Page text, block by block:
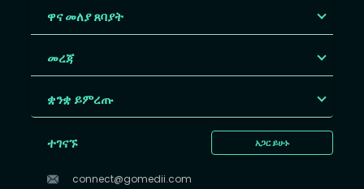
ዋና መለያ ጸባያት
መረጃ
ቋንቋ ይምረጡ
አጋር ይሁኑ
ተገናኙ
connect@gomedii.com